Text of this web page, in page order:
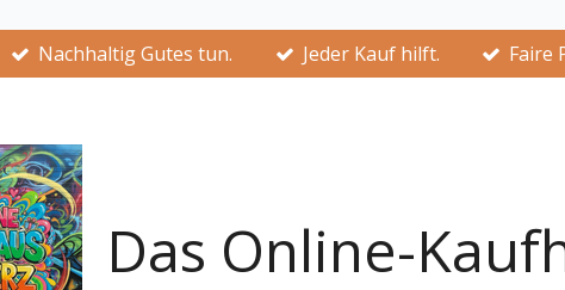
Nachhaltig Gutes tun. Jeder Kauf hilft. Faire
Das Online-